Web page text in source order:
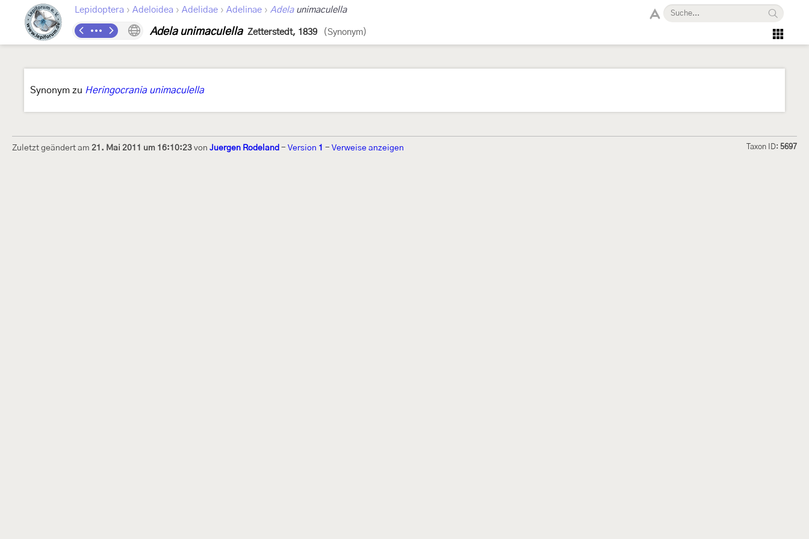
Lepidoptera › Adeloidea › Adelidae › Adelinae › Adelaunimaculella
Adela unimaculella Zetterstedt, 1839 (Synonym)
Synonym zu Heringocrania unimaculella
Zuletzt geändert am 21. Mai 2011 um 16:10:23 von Juergen Rodeland - Version 1 - Verweise anzeigen Taxon ID: 5697